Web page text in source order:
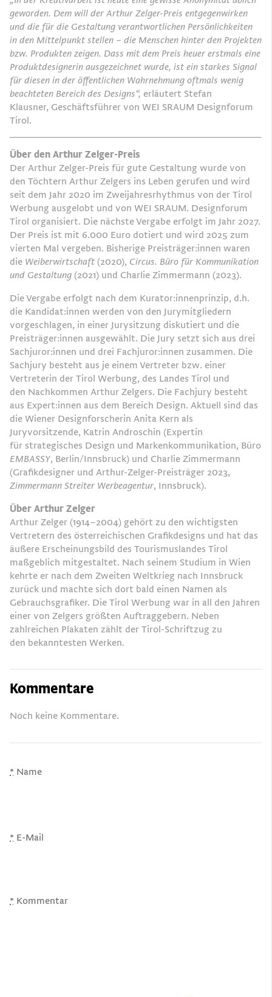
geworden. Dem will der Arthur Zelger-Preis entgegenwirken
und die für die Gestaltung verantwortlichen Persönlichkeiten
in den Mittelpunkt stellen – die Menschen hinter den Projekten
bzw. Produkten zeigen. Dass mit dem Preis heuer erstmals eine
Produktdesignerin ausgezeichnet wurde, ist ein starkes Signal
für diesen in der öffentlichen Wahrnehmung oftmals wenig
beachteten Bereich des Designs“, erläutert Stefan
Klausner, Geschäftsführer von WEI SRAUM Designforum
Tirol.
Über den Arthur Zelger-Preis
Der Arthur Zelger-Preis für gute Gestaltung wurde von
den Töchtern Arthur Zelgers ins Leben gerufen und wird
seit dem Jahr 2020 im Zweijahresrhythmus von der Tirol
Werbung ausgelobt und von WEI SRAUM. Designforum
Tirol organisiert. Die nächste Vergabe erfolgt im Jahr 2027.
Der Preis ist mit 6.000 Euro dotiert und wird 2025 zum
vierten Mal vergeben. Bisherige Preisträger:innen waren
die Weiberwirtschaft (2020), Circus. Büro für Kommunikation
und Gestaltung (2021) und Charlie Zimmermann (2023).
Die Vergabe erfolgt nach dem Kurator:innenprinzip, d.h.
die Kandidat:innen werden von den Jurymitgliedern
vorgeschlagen, in einer Jurysitzung diskutiert und die
Preisträger:innen ausgewählt. Die Jury setzt sich aus drei
Sachjuror:innen und drei Fachjuror:innen zusammen. Die
Sachjury besteht aus je einem Vertreter bzw. einer
Vertreterin der Tirol Werbung, des Landes Tirol und
den Nachkommen Arthur Zelgers. Die Fachjury besteht
aus Expert:innen aus dem Bereich Design. Aktuell sind das
die Wiener Designforscherin Anita Kern als
Juryvorsitzende, Katrin Androschin (Expertin
für strategisches Design und Markenkommunikation, Büro
EMBASSY, Berlin/Innsbruck) und Charlie Zimmermann
(Grafikdesigner und Arthur-Zelger-Preisträger 2023,
Zimmermann Streiter Werbeagentur, Innsbruck).
Über Arthur Zelger
Arthur Zelger (1914–2004) gehört zu den wichtigsten
Vertretern des österreichischen Grafikdesigns und hat das
äußere Erscheinungsbild des Tourismuslandes Tirol
maßgeblich mitgestaltet. Nach seinem Studium in Wien
kehrte er nach dem Zweiten Weltkrieg nach Innsbruck
zurück und machte sich dort bald einen Namen als
Gebrauchsgrafiker. Die Tirol Werbung war in all den Jahren
einer von Zelgers größten Auftraggebern. Neben
zahlreichen Plakaten zählt der Tirol-Schriftzug zu
den bekanntesten Werken.
Kommentare
Noch keine Kommentare.
* Name
* E-Mail
* Kommentar